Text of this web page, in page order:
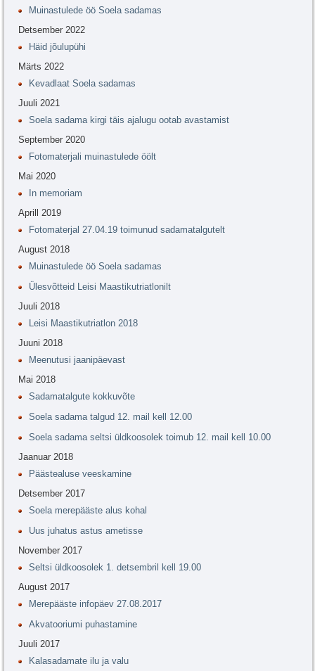
Muinastulede öö Soela sadamas
Detsember 2022
Häid jõulupühi
Märts 2022
Kevadlaat Soela sadamas
Juuli 2021
Soela sadama kirgi täis ajalugu ootab avastamist
September 2020
Fotomaterjali muinastulede öölt
Mai 2020
In memoriam
Aprill 2019
Fotomaterjal 27.04.19 toimunud sadamatalgutelt
August 2018
Muinastulede öö Soela sadamas
Ülesvõtteid Leisi Maastikutriatlonilt
Juuli 2018
Leisi Maastikutriatlon 2018
Juuni 2018
Meenutusi jaanipäevast
Mai 2018
Sadamatalgute kokkuvõte
Soela sadama talgud 12. mail kell 12.00
Soela sadama seltsi üldkoosolek toimub 12. mail kell 10.00
Jaanuar 2018
Päästealuse veeskamine
Detsember 2017
Soela merepääste alus kohal
Uus juhatus astus ametisse
November 2017
Seltsi üldkoosolek 1. detsembril kell 19.00
August 2017
Merepääste infopäev 27.08.2017
Akvatooriumi puhastamine
Juuli 2017
Kalasadamate ilu ja valu